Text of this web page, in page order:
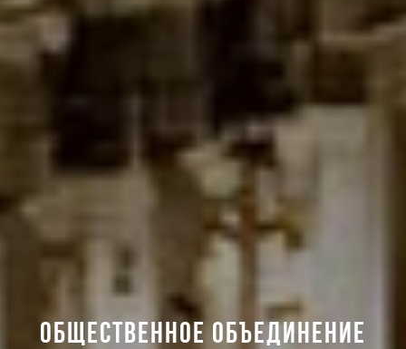
ОБЩЕСТВЕННОЕ ОБЪЕДИНЕНИЕ